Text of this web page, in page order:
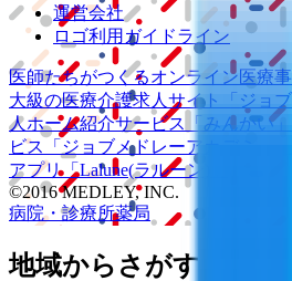
運営会社
ロゴ利用ガイドライン
医師たちがつくるオンライン医療
大級の医療介護求人サイト 「ジョ
人ホーム紹介サービス
「みんかい」
ビス
「ジョブメドレーアカデミー」
アプリ「Lalune(ラルーン)」
©2016 MEDLEY, INC.
病院・診療所薬局
地域からさがす